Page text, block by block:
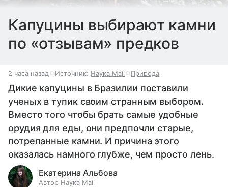
Капуцины выбирают камни
по «отзывам» предков
2 часа назад Источник: Наука Mail Природа
Дикие капуцины в Бразилии поставили
ученых в тупик своим странным выбором.
Вместо того чтобы брать самые удобные
орудия для еды, они предпочли старые,
потрепанные камни. И причина этого
оказалась намного глубже, чем просто лень.
Екатерина Альбова
Автор Наука Mail